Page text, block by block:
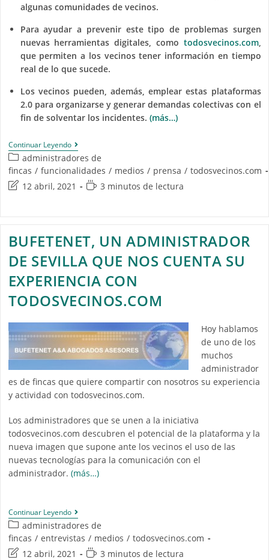
algunas comunidades de vecinos.
Para ayudar a prevenir este tipo de problemas surgen
nuevas herramientas digitales, como todosvecinos.com,
que permiten a los vecinos tener información en tiempo
real de lo que sucede.
Los vecinos pueden, además, emplear estas plataformas
2.0 para organizarse y generar demandas colectivas con el
fin de solventar los incidentes. (más…)
Continuar Leyendo
administradores de
fincas / funcionalidades / medios / prensa / todosvecinos.com
12 abril, 2021
3 minutos de lectura
BUFETENET, UN ADMINISTRADOR
DE SEVILLA QUE NOS CUENTA SU
EXPERIENCIA CON
TODOSVECINOS.COM
Hoy hablamos
de uno de los
muchos
administrador
es de fincas que quiere compartir con nosotros su experiencia
y actividad con todosvecinos.com.
Los administradores que se unen a la iniciativa
todosvecinos.com descubren el potencial de la plataforma y la
nueva imagen que supone ante los vecinos el uso de las
nuevas tecnologías para la comunicación con el
administrador. (más…)
Continuar Leyendo
administradores de
fincas / entrevistas / medios / todosvecinos.com
12 abril, 2021
3 minutos de lectura